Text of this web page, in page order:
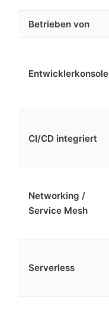
Betrieben von
Entwicklerkonsole
CI/CD integriert
Networking /
Service Mesh
Serverless